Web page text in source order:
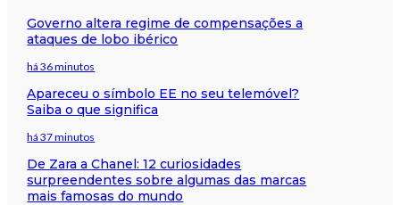
Governo altera regime de compensações a
ataques de lobo ibérico
há 36 minutos
Apareceu o símbolo EE no seu telemóvel?
Saiba o que significa
há 37 minutos
De Zara a Chanel: 12 curiosidades
surpreendentes sobre algumas das marcas
mais famosas do mundo